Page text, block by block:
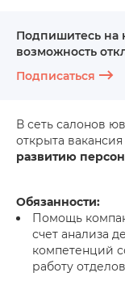
Подпишитесь на
возможность
Подписаться
В сеть салонов
открыта вакансия
развитию
Обязанности:
Помощь
счет анализа
компетенций
работу